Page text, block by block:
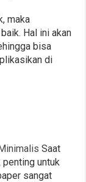
maka
Hal ini akan
bisa
di
Saat
untuk
sangat